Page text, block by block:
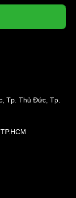
Tp. Thủ Đức, Tp.